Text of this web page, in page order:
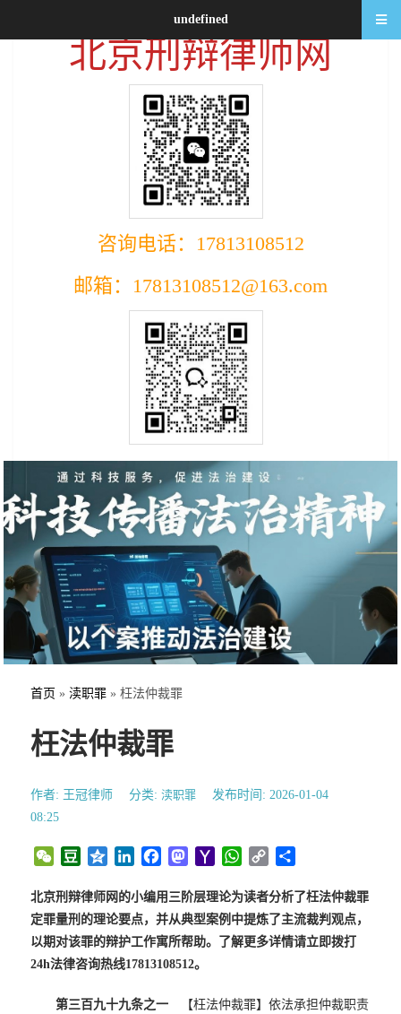
北京刑辩律师网
咨询电话：17813108512
邮箱：17813108512@163.com
首页 »渎职罪 »枉法仲裁罪
枉法仲裁罪
作者: 王冠律师 分类:渎职罪
发布时间: 2026-01-04
08:25
W
C
h
a
t
D
u
b
a
n
o
n
e
n
k
e
n
c
e
b
s
t
o
h
o
o
W
a
t
s
p
y
L
北京刑辩律师网的小编用三阶层理论为读者分析了枉法仲裁罪
定罪量刑的理论要点，并从典型案例中提炼了主流裁判观点，
以期对该罪的辩护工作寓所帮助。了解更多详情请立即拨打
24h法律咨询热线17813108512。
第三百九十九条之一 【枉法仲裁罪】依法承担仲裁职责
undefined